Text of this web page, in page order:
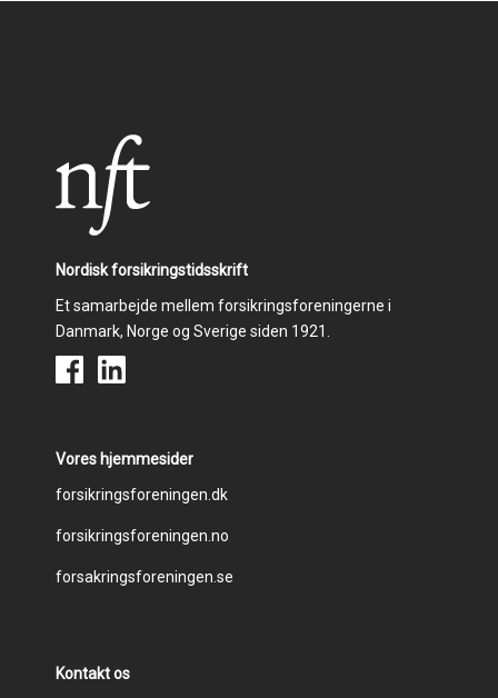
Nordisk forsikringstidsskrift
Et samarbejde mellem forsikringsforeningerne i
Danmark, Norge og Sverige siden 1921.
Vores hjemmesider
Footer
menu
forsikringsforeningen.dk
forsikringsforeningen.no
forsakringsforeningen.se
Kontakt os